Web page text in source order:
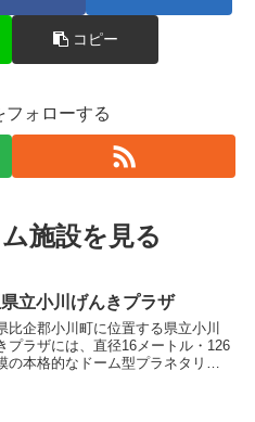
コピー
フォローする
施設を見る
立小川げんきプラザ
比企郡小川町に位置する県立小川
プラザには、直径16メートル・126
の本格的なドーム型プラネタリウ